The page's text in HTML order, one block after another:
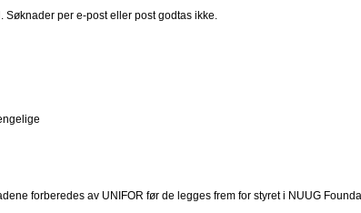
per e-post eller post godtas ikke.
forberedes av UNIFOR før de legges frem for styret i NUUG